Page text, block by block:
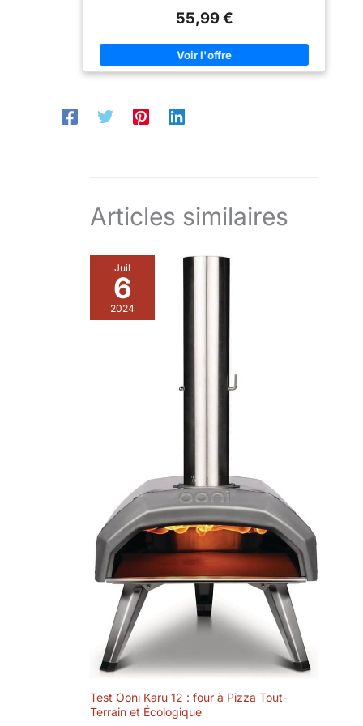
nos pierres
avez la garantie
d'un produit
est remarquable : avec
nos pierres réfractaires,
produit naturel, sicilien et
artisanal Fabriquée en
Italie
55,99 €
Articles similaires
Juil
6
2024
Test Ooni Karu 12 : four à Pizza Tout-
Terrain et Écologique